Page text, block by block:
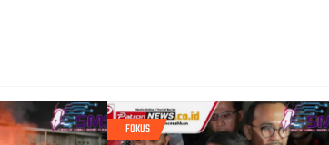
FOKUS